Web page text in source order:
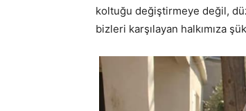
koltuğu değiştirmeye değil,
bizleri karşılayan halkımıza